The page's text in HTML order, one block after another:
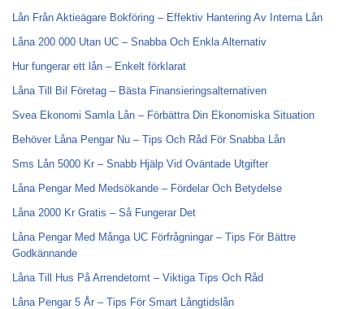
Lån Från Aktieägare Bokföring – Effektiv Hantering Av Interna Lån
Låna 200 000 Utan UC – Snabba Och Enkla Alternativ
Hur fungerar ett lån – Enkelt förklarat
Låna Till Bil Företag – Bästa Finansieringsalternativen
Svea Ekonomi Samla Lån – Förbättra Din Ekonomiska Situation
Behöver Låna Pengar Nu – Tips Och Råd För Snabba Lån
Sms Lån 5000 Kr – Snabb Hjälp Vid Oväntade Utgifter
Låna Pengar Med Medsökande – Fördelar Och Betydelse
Låna 2000 Kr Gratis – Så Fungerar Det
Låna Pengar Med Många UC Förfrågningar – Tips För Bättre
Godkännande
Låna Till Hus På Arrendetomt – Viktiga Tips Och Råd
Låna Pengar 5 År – Tips För Smart Långtidslån